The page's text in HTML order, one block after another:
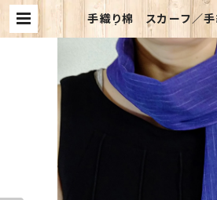
手織り棉 スカーフ／
色 | コポトッコ・バン